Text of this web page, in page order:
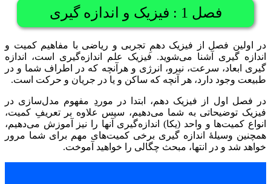
فصل 1 : فیزیک و اندازه گیری
در اولین فصل از فیزیک دهمِ تجربی و ریاضی با مفاهیم کمیت و
اندازه گیری آشنا می‌شوید. فیزیک علم اندازه‌گیری است، اندازه
گیری ابعاد، سرعت، نیرو، انرژی و هرآنچه که در اطراف شما و در
طبیعت وجود دارد، هر آنچه که ساکن و یا در جریان و حرکت است.
در فصل اول از فیزیک دهم، ابتدا در موردِ مفهوم مدل‌سازی در
فیزیک توضیحاتی به شما می‌دهیم، سپس علاوه بر تعریفِ کمیت،
انواع کمیت‌ها و واحد (یکا) اندازه‌گیری آنها را نیز آموزش می‌دهیم،
همچنین وسیلۀ اندازه گیری برخی کمیت‌های مهم برای شما مرور
خواهد شد و در انتها، مبحث چگالی را خواهید آموخت.